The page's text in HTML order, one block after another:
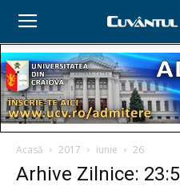
Acasă 2017 iunie 26
Arhive Zilnice: